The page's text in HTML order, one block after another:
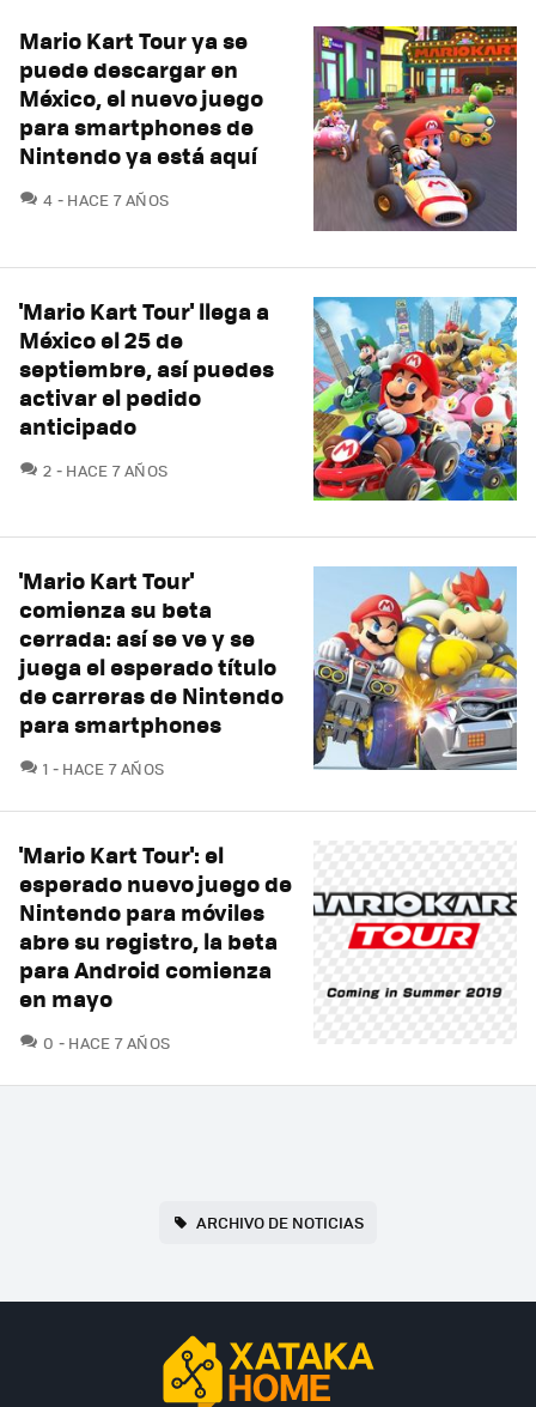
Mario Kart Tour ya se
puede descargar en
México, el nuevo juego
para smartphones de
Nintendo ya está aquí
4 COMENTARIOS
HACE 7 AÑOS
'Mario Kart Tour' llega a
México el 25 de
septiembre, así puedes
activar el pedido
anticipado
2 COMENTARIOS
HACE 7 AÑOS
'Mario Kart Tour'
comienza su beta
cerrada: así se ve y se
juega el esperado título
de carreras de Nintendo
para smartphones
1 COMENTARIOS
HACE 7 AÑOS
'Mario Kart Tour': el
esperado nuevo juego de
Nintendo para móviles
abre su registro, la beta
para Android comienza
en mayo
0 COMENTARIOS
HACE 7 AÑOS
ARCHIVO DE NOTICIAS